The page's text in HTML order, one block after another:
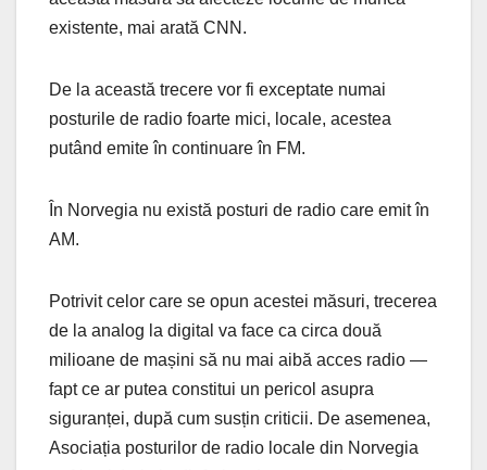
existente, mai arată CNN.
De la această trecere vor fi exceptate numai
posturile de radio foarte mici, locale, acestea
putând emite în continuare în FM.
În Norvegia nu există posturi de radio care emit în
AM.
Potrivit celor care se opun acestei măsuri, trecerea
de la analog la digital va face ca circa două
milioane de mașini să nu mai aibă acces radio —
fapt ce ar putea constitui un pericol asupra
siguranței, după cum susțin criticii. De asemenea,
Asociația posturilor de radio locale din Norvegia